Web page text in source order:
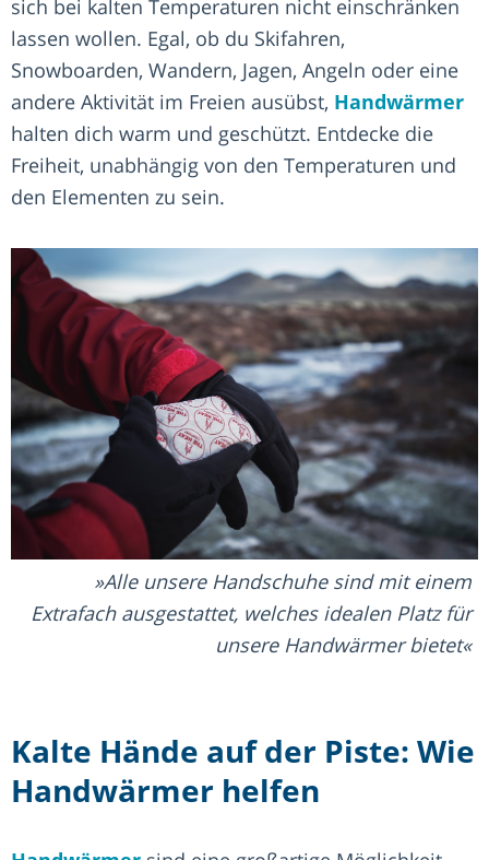
sich bei kalten Temperaturen nicht einschränken
lassen wollen. Egal, ob du Skifahren,
Snowboarden, Wandern, Jagen, Angeln oder eine
andere Aktivität im Freien ausübst, Handwärmer
halten dich warm und geschützt. Entdecke die
Freiheit, unabhängig von den Temperaturen und
den Elementen zu sein.
Alle unsere Handschuhe sind mit einem
Extrafach ausgestattet, welches idealen Platz für
unsere Handwärmer bietet
Kalte Hände auf der Piste: Wie
Handwärmer helfen